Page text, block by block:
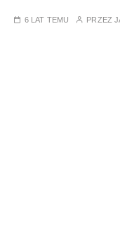
6 LAT TEMU PRZEZ